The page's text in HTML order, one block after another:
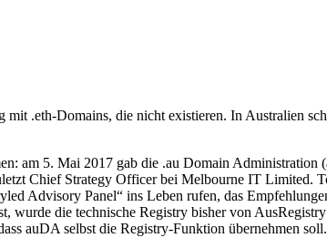
.eth-Domains, die nicht existieren. In Australien
am 5. Mai 2017 gab die .au Domain Administration
Chief Strategy Officer bei Melbourne IT Limited.
Advisory Panel“ ins Leben rufen, das
die technische Registry bisher von
auDA selbst die Registry-Funktion übernehmen soll.